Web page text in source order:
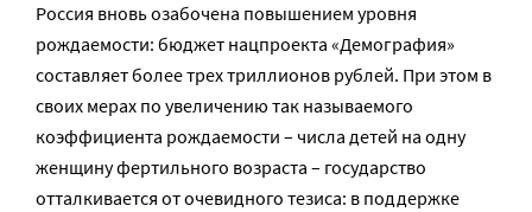
Россия вновь озабочена повышением уровня
рождаемости: бюджет нацпроекта «Демография»
составляет более трех триллионов рублей. При этом в
своих мерах по увеличению так называемого
коэффициента рождаемости – числа детей на одну
женщину фертильного возраста – государство
отталкивается от очевидного тезиса: в поддержке